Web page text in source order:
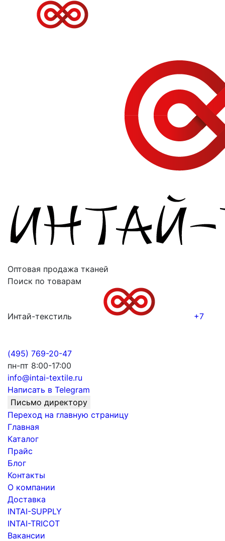
Оптовая продажа тканей
Поиск по товарам
Интай-текстиль +7
(495) 769-20-47
пн-пт 8:00-17:00
info@intai-textile.ru
Написать в Telegram
Письмо директору
Переход на главную страницу
Главная
Каталог
Прайс
Блог
Контакты
О компании
Доставка
INTAI-SUPPLY
INTAI-TRICOT
Вакансии